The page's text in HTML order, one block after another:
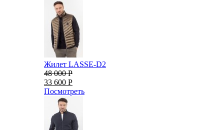
Жилет LASSE-D2
48 000 Р
33 600 Р
Посмотреть